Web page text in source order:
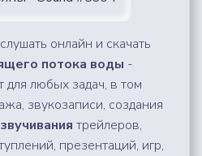
онлайн и скачать
потока воды -
для любых задач, в том
звукозаписи, создания
трейлеров,
презентаций, игр,